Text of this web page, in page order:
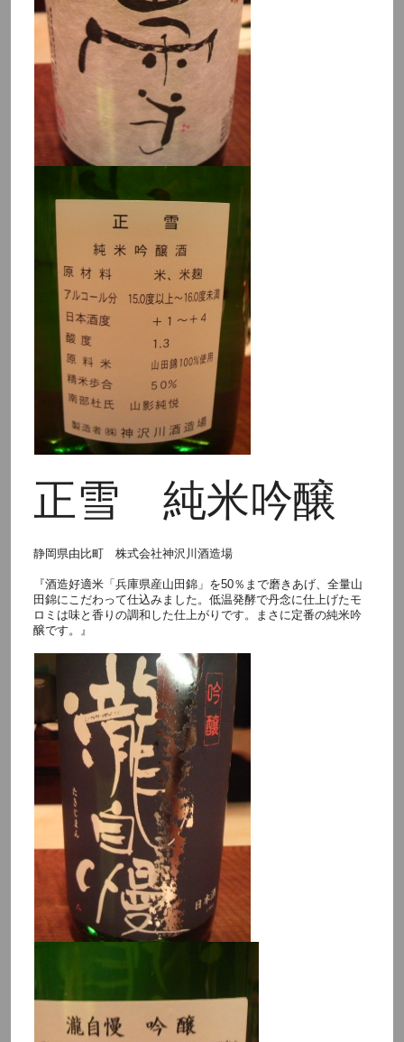
正雪 純米吟醸
静岡県由比町 株式会社神沢川酒造場
『酒造好適米「兵庫県産山田錦」を50％まで磨きあげ、全量山
田錦にこだわって仕込みました。低温発酵で丹念に仕上げたモ
ロミは味と香りの調和した仕上がりです。まさに定番の純米吟
醸です。』